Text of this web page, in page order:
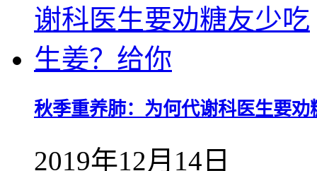
秋季重养肺：为何代谢科医生要
2019年12月14日